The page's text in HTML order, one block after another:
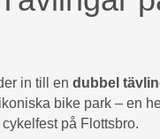
in till en dubbel
bike park – en
på Flottsbro.